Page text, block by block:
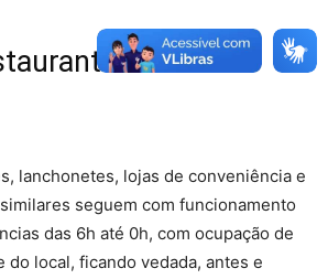
lanchonetes, lojas de conveniência e
seguem com funcionamento
das 6h até 0h, com ocupação de
do local, ficando vedada, antes e